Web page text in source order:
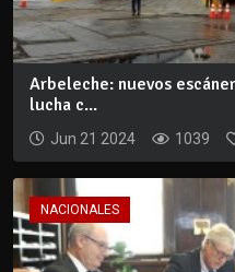
Arbeleche: nuevos
lucha c...
Jun 21 2024 1039
NACIONALES